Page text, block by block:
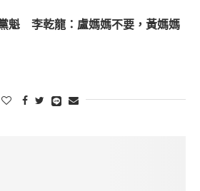
魁 李乾龍：盧媽媽不要，黃媽媽